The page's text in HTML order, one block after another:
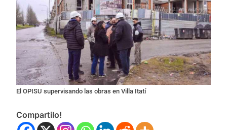
El OPISU supervisando las obras en Villa Itatí
Compartilo!